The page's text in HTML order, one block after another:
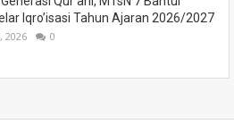
Iqro’isasi Tahun Ajaran 2026/2027
2026 0